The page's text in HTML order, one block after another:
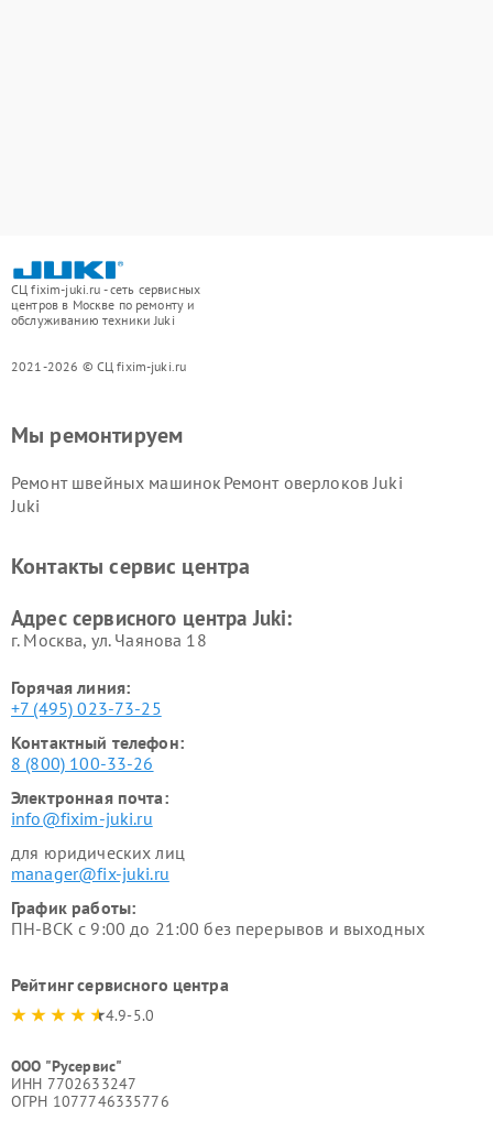
СЦ fixim-juki.ru - сеть сервисных
центров в Москве по ремонту и
обслуживанию техники Juki
2021-2026 © СЦ fixim-juki.ru
Мы ремонтируем
Ремонт швейных машинок
Juki
Ремонт оверлоков Juki
Контакты сервис центра
Адрес сервисного центра Juki:
г. Москва, ул. Чаянова 18
Горячая линия:
+7 (495) 023-73-25
Контактный телефон:
8 (800) 100-33-26
Электронная почта:
info@fixim-juki.ru
для юридических лиц
manager@fix-juki.ru
График работы:
ПН-ВСК с 9:00 до 21:00 без перерывов и выходных
Рейтинг сервисного центра
4.9-5.0
ООО "Русервис"
ИНН 7702633247
ОГРН 1077746335776